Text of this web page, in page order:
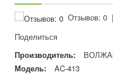
Отзывов: 0|
Поделиться
Производитель:
Модель:
AC-413